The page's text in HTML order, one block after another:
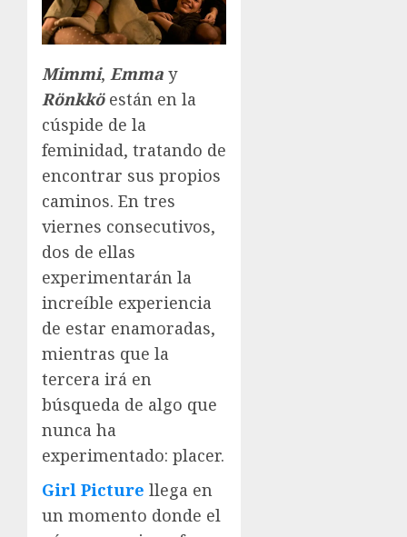
Mimmi, Emma y
Rönkköestán en la
cúspide de la
feminidad, tratando de
encontrar sus propios
caminos. En tres
viernes consecutivos,
dos de ellas
experimentarán la
increíble experiencia
de estar enamoradas,
mientras que la
tercera irá en
búsqueda de algo que
nunca ha
experimentado: placer.
Girl Picture llega en
un momento donde el